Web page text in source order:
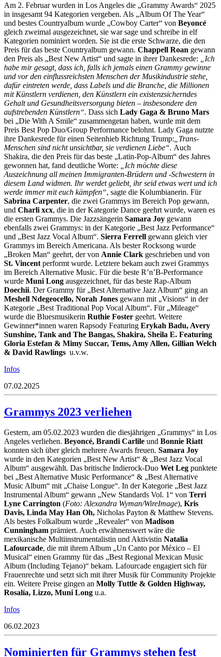
Am 2. Februar wurden in Los Angeles die „Grammy Awards“ 2025
in insgesamt 94 Kategorien vergeben. Als „Album Of The Year“
und bestes Countryalbum wurde „Cowboy Carter“ von Beyoncé
gleich zweimal ausgezeichnet, sie war sage und schreibe in elf
Kategorien nominiert worden. Sie ist die erste Schwarze, die den
Preis für das beste Countryalbum gewann. Chappell Roan gewann
den Preis als „Best New Artist“ und sagte in ihrer Dankesrede:
„Ich
habe mir gesagt, dass ich, falls ich jemals einen Grammy gewinne
und vor den einflussreichsten Menschen der Musikindustrie stehe,
dafür eintreten werde, dass Labels und die Branche, die Millionen
mit Künstlern verdienen, den Künstlern ein existenzsicherndes
Gehalt und Gesundheitsversorgung bieten – insbesondere den
aufstrebenden Künstlern“. Dass sich Lady Gaga & Bruno Mars
bei „Die With A Smile“ zusammengetan haben, wurde mit dem
Preis Best Pop Duo/Group Performance belohnt. Lady Gaga nutzte
ihre Dankesrede für einen Seitenhieb Richtung Trump: „Trans-
Menschen sind nicht unsichtbar, sie verdienen Liebe“. Auch
Shakira, die den Preis für das beste „Latin-Pop-Album“ des Jahres
gewonnen hat, fand deutliche Worte:
„Ich möchte diese
Auszeichnung all meinen Immigranten-Brüdern und -Schwestern in
diesem Land widmen. Ihr werdet geliebt, ihr seid etwas wert und ich
werde immer mit euch kämpfen“, sagte die Kolumbianerin. Für
Sabrina Carpenter, die zwei Grammys im Bereich Pop gewann,
und Charli xcx, die in der Kategorie Dance geehrt wurde, waren es
die ersten Grammys. Die Jazzsängerin Samara Joy gewann
ebenfalls zwei Grammys: in der Kategorie „Best Jazz Performance“
und „Best Jazz Vocal Album“. Sierra Ferrell gewann gleich vier
Grammys im Bereich Americana. Als bester Rocksong wurde
„Broken Man“ geehrt, der von Annie Clark geschrieben und von
St. Vincent performt wurde. Letztere bekam auch zwei Grammys
im Bereich Alternative Music. Für die beste R’n’B-Performance
wurde Muni Long ausgezeichnet, für das beste Rap-Album
Doechii. Der Grammy für „Best Alternative Jazz Album“ ging an
Meshell Ndegeocello, Norah Jones gewann mit „Visions“ in der
Kategorie „Best Traditional Pop Vocal Album“. Für „Mileage“
wurde die Bluesmusikerin Ruthie Foster geehrt. Weitere
Gewinner*innen waren Rapsody Featuring Erykah Badu, Avery
Sunshine, Tank and The Bangas, Shakira, Sheila E. Featuring
Gloria Estefan & Mimy Succar, Tems, Amy Allen, Gillian Welch
& David Rawlings u.v.w.
Infos
07.02.2025
Grammys 2023 verliehen
Gestern, am 05.02.2023 wurden die diesjährigen „Grammys“ in Los
Angeles verliehen. Beyoncé, Brandi Carlile und Bonnie Riatt
konnten sich über gleich mehrere Awards freuen. Samara Joy
wurde in den Kategorien „Best New Artist“ & „Best Jazz Vocal
Album“ ausgewählt. Das britische Indierock-Duo Wet Leg punktete
bei „Best Alternative Music Performance“ & „Best Alternative
Music Album“ mit „Chaise Longue“. In der Kategorie „Best Jazz
Instrumental Album“ gewann „New Standards Vol. 1“ von Terri
Lyne Carrington (Foto:Alexandra Wyman/WireImage), Kris
Davis, Linda May Han Oh, Nicholas Payton & Matthew Stevens.
Als bestes Folkalbum wurde „Revealer“ von Madison
Cunningham prämiert. Auch erwähnenswert wäre die
mexikanische Multiinstrumentalistin und Aktivistin Natalia
Lafourcade, die mit ihrem Album „Un Canto por México – El
Musical“ einen Grammy für das „Best Regional Mexican Music
Album (Including Tejano)“ bekam. Lafourcade engagiert sich für
Frauenrechte und setzt sich mit ihrer Musik für Community Projekte
ein. Weitere Preise gingen an Molly Tuttle & Golden Highway,
Rosalía, Lizzo, Muni Long u.a.
Infos
06.02.2023
Nominierten für Grammys stehen fest